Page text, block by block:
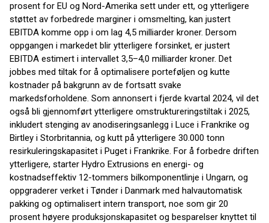
prosent for EU og Nord-Amerika sett under ett, og ytterligere
støttet av forbedrede marginer i omsmelting, kan justert
EBITDA komme opp i om lag 4,5 milliarder kroner. Dersom
oppgangen i markedet blir ytterligere forsinket, er justert
EBITDA estimert i intervallet 3,5–4,0 milliarder kroner. Det
jobbes med tiltak for å optimalisere porteføljen og kutte
kostnader på bakgrunn av de fortsatt svake
markedsforholdene. Som annonsert i fjerde kvartal 2024, vil det
også bli gjennomført ytterligere omstruktureringstiltak i 2025,
inkludert stenging av anodiseringsanlegg i Luce i Frankrike og
Birtley i Storbritannia, og kutt på ytterligere 30.000 tonn
resirkuleringskapasitet i Puget i Frankrike. For å forbedre driften
ytterligere, starter Hydro Extrusions en energi- og
kostnadseffektiv 12-tommers bilkomponentlinje i Ungarn, og
oppgraderer verket i Tønder i Danmark med halvautomatisk
pakking og optimalisert intern transport, noe som gir 20
prosent høyere produksjonskapasitet og besparelser knyttet til